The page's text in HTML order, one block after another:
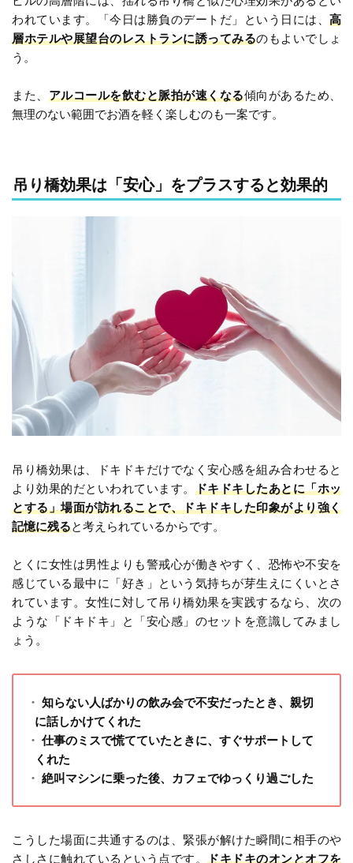
われています。「今日は勝負のデートだ」という日には、 高
層ホテルや展望台のレストランに誘ってみるのもよいでしょ
う。
また、 アルコールを飲むと脈拍が速くなる傾向があるため、
無理のない範囲でお酒を軽く楽しむのも一案です。
吊り橋効果は「安心」をプラスすると効果的
吊り橋効果は、ドキドキだけでなく安心感を組み合わせると
より効果的だといわれています。 ドキドキしたあとに「ホッ
とする」場面が訪れることで、ドキドキした印象がより強く
記憶に残ると考えられているからです。
とくに女性は男性よりも警戒心が働きやすく、恐怖や不安を
感じている最中に「好き」という気持ちが芽生えにくいとさ
れています。女性に対して吊り橋効果を実践するなら、次の
ような「ドキドキ」と「安心感」のセットを意識してみまし
ょう。
知らない人ばかりの飲み会で不安だったとき、親切
に話しかけてくれた
仕事のミスで慌てていたときに、すぐサポートして
くれた
絶叫マシンに乗った後、カフェでゆっくり過ごした
こうした場面に共通するのは、緊張が解けた瞬間に相手のや
さしさに触れているという点です。 ドキドキのオンとオフを